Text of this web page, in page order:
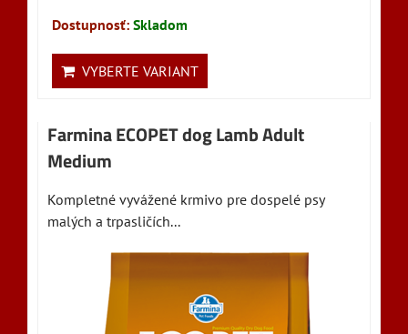
Dostupnosť: Skladom
VYBERTE VARIANT
Farmina ECOPET dog Lamb Adult
Medium
Kompletné vyvážené krmivo pre dospelé psy
malých a trpasličích...